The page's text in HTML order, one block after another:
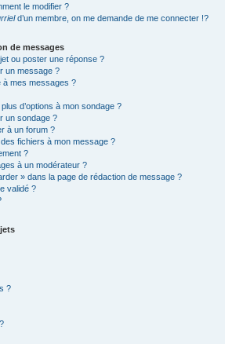
le modifier ?
d’un membre, on me demande de me connecter !?
de messages
ou poster une réponse ?
un message ?
à mes messages ?
d’options à mon sondage ?
un sondage ?
à un forum ?
fichiers à mon message ?
?
à un modérateur ?
» dans la page de rédaction de message ?
validé ?
?